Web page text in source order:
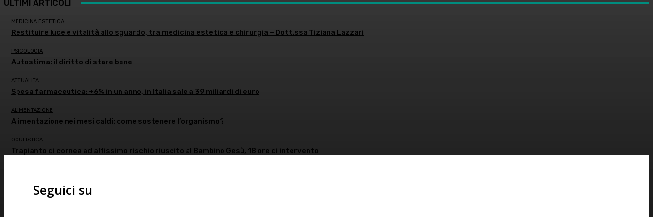
ULTIMI ARTICOLI
MEDICINA ESTETICA
Restituire luce e vitalità allo sguardo, tra medicina estetica e chirurgia – Dott.ssa Tiziana Lazzari
PSICOLOGIA
Autostima: il diritto di stare bene
ATTUALITÀ
Spesa farmaceutica: +6% in un anno, in Italia sale a 39 miliardi di euro
ALIMENTAZIONE
Alimentazione nei mesi caldi: come sostenere l’organismo?
OCULISTICA
Trapianto di cornea ad altissimo rischio riuscito al Bambino Gesù, 18 ore di intervento
Seguici su